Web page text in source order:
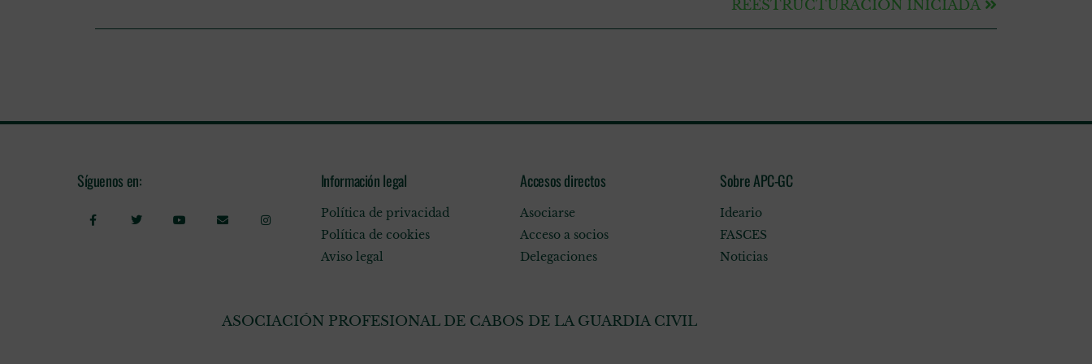
REESTRUCTURACIÓN INICIADA
Síguenos en: Información legal
Política de privacidad
Política de cookies
Aviso legal
Accesos directos
Asociarse
Acceso a socios
Delegaciones
Sobre APC-GC
Ideario
FASCES
Noticias
ASOCIACIÓN PROFESIONAL DE CABOS DE LA GUARDIA CIVIL